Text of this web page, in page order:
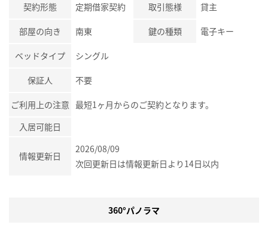
契約形態 定期借家契約 取引態様 貸主
部屋の向き 南東 鍵の種類 電子キー
ベッドタイプ シングル
保証人 不要
ご利用上の注意 最短1ヶ月からのご契約となります。
入居可能日
情報更新日
2026/08/09
次回更新日は情報更新日より14日以内
360°パノラマ